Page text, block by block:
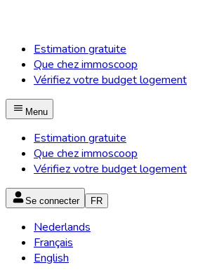
Estimation gratuite
Que chez immoscoop
Vérifiez votre budget logement
Menu
Estimation gratuite
Que chez immoscoop
Vérifiez votre budget logement
Se connecter FR
Nederlands
Français
English